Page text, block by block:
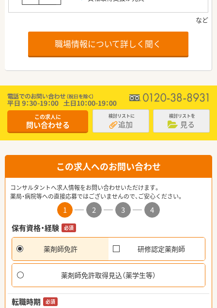
職場情報について詳しく聞く
この求人に
問い合わせる
検討リストに
追加
検討リストを
見る
この求人へのお問い合わせ
コンサルタントへ求人情報をお問い合わせいただけます。
薬局・病院等への直接応募ではございませんので、ご安心ください。
1 2 3
4
保有資格・経験
必須
薬剤師免許 研修認定薬剤師
薬剤師免許取得見込（薬学生等）
転職時期 必須